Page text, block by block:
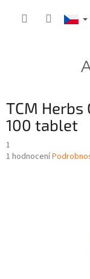
TCM
100 tablet
1
Průměrné
1 hodnocení